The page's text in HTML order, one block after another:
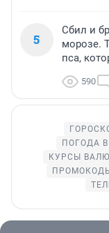
5
Сбил и
морозе.
пса,
590
ПОГОДА
КУРСЫ